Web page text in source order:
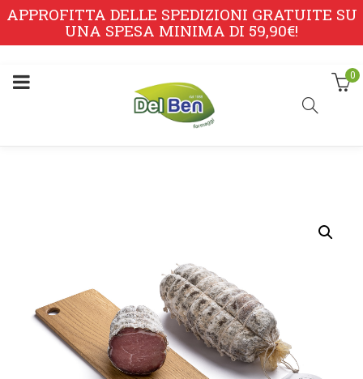
APPROFITTA DELLE SPEDIZIONI GRATUITE SU
UNA SPESA MINIMA DI 59,90€!
0